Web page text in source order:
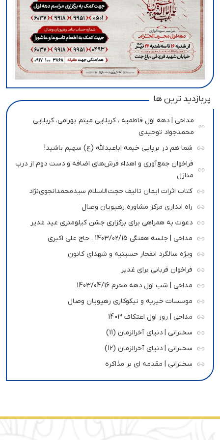
پربازدید ترین ها
مداحی | دهه اول فاطمیه ، کربلایی میثم بهرامی، کربلایی
محمدجواد توحیدی
شما هم در برپایی خیمه اباعبدالله (ع) سهیم باشید!
فراخوان جمع‌آوری و اهداء فرش‌های اضافه و دست دوم از درب
منازل
کتاب اثرات ایمان تالیف حجت‌الاسلام سیدمحمدانجوی‌نژاد
راه اندازی مرکز مشاوره رهپویان وصال
دعوت به همراهی برای برگزاری جشن کیلومتری عید غدیر
مداحی | جلسه هفتگی 1403/02/15 ، حاج علی اکبری
ویژه سالگرد انفجار حسینیه و شهدای کانون
فراخوان قربانی برای غدیر
مداحی | شب اول دهه محرم 1403/04/16
موسسات خیریه و نیکوکاری رهپویان وصال
مداحی | روز اول اعتکاف 1403
سخنرانی | دنیای آخرالزمان (11)
سخنرانی | دنیای آخرالزمان (12)
سخنرانی | مقدمه ای بر مذاکره